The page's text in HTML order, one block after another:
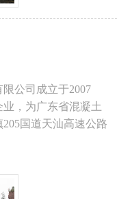
公司成立于2007
，为广东省混凝土
万元人民币，占地面
汕高速公路旁，距城
国道天汕高速公路